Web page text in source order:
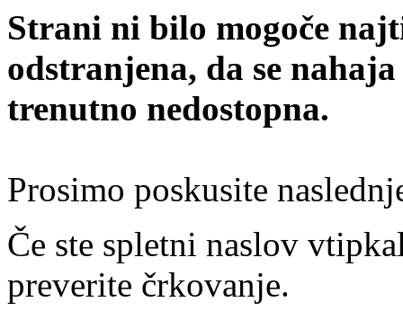
Strani ni bilo mogoče
odstranjena, da se
trenutno nedostopna.
Prosimo poskusite
Če ste spletni naslov
preverite črkovanje.